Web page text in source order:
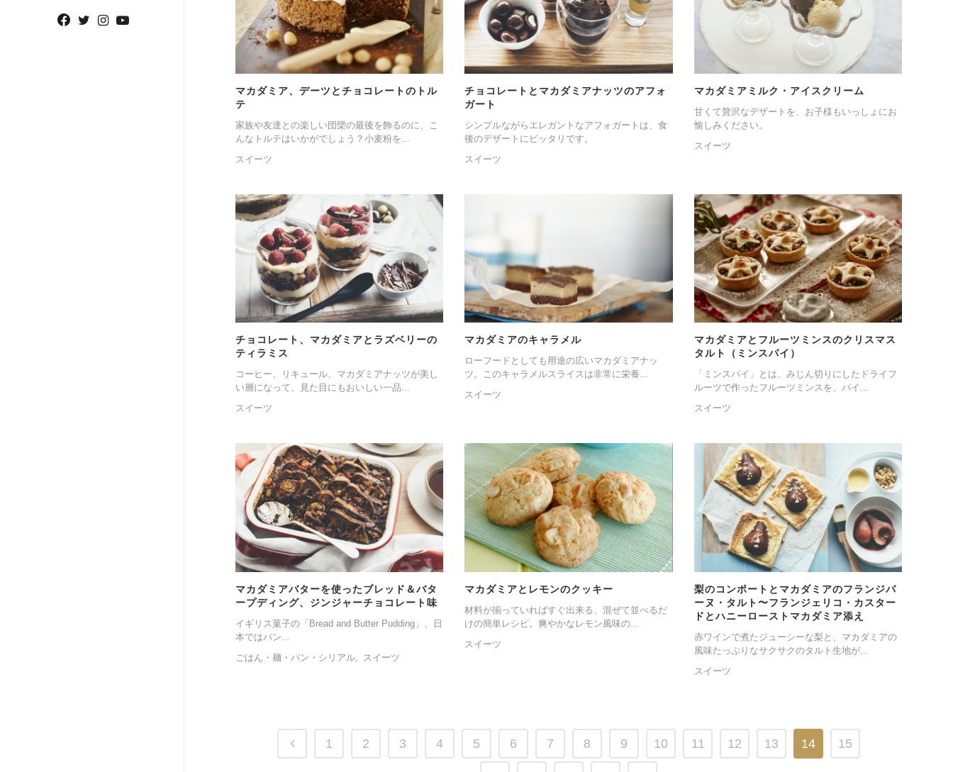
マカダミア、デーツとチョコレートのトル
テ
家族や友達との楽しい団欒の最後を飾るのに、こ
んなトルテはいかがでしょう？小麦粉を...
スイーツ
チョコレートとマカダミアナッツのアフォ
ガート
シンプルながらエレガントなアフォガートは、食
後のデザートにピッタリです。
スイーツ
マカダミアミルク・アイスクリーム
甘くて贅沢なデザートを、お子様もいっしょにお
愉しみください。
スイーツ
チョコレート、マカダミアとラズベリーの
ティラミス
コーヒー、リキュール、マカダミアナッツが美し
い層になって、見た目にもおいしい一品...
スイーツ
マカダミアのキャラメル
ローフードとしても用途の広いマカダミアナッ
ツ。このキャラメルスライスは非常に栄養...
スイーツ
マカダミアとフルーツミンスのクリスマス
タルト（ミンスパイ）
「ミンスパイ」とは、みじん切りにしたドライフ
ルーツで作ったフルーツミンスを、パイ...
スイーツ
マカダミアバターを使ったブレッド＆バタ
ープディング、ジンジャーチョコレート味
イギリス菓子の「Bread and Butter Pudding」、日
本ではパン...
ごはん・麺・パン・シリアル
スイーツ
マカダミアとレモンのクッキー
材料が揃っていればすぐ出来る、混ぜて並べるだ
けの簡単レシピ。爽やかなレモン風味の...
スイーツ
梨のコンポートとマカダミアのフランジパ
ーヌ・タルト〜フランジェリコ・カスター
ドとハニーローストマカダミア添え
赤ワインで煮たジューシーな梨と、マカダミアの
風味たっぷりなサクサクのタルト生地が...
スイーツ
1 2 3 4 5 6 7 8 9 10 11 12 13 14 15